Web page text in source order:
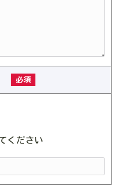
必須
ください